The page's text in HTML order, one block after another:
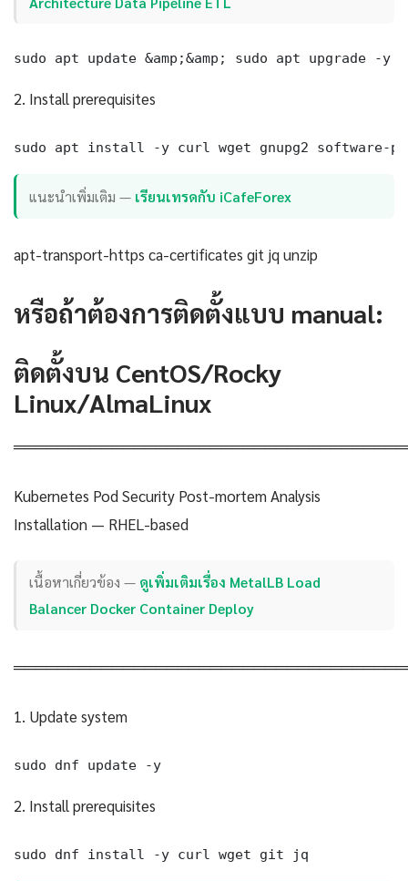
sudo apt update &amp;&amp; sudo apt upgrade -y
2. Install prerequisites
sudo apt install -y curl wget gnupg2 software-
แนะนำเพิ่มเติม — เรียนเทรดกับ iCafeForex
apt-transport-https ca-certificates git jq unzip
หรือถ้าต้องการติดตั้งแบบ manual:
ติดตั้งบน CentOS/Rocky
Linux/AlmaLinux
Kubernetes Pod Security Post-mortem Analysis
Installation — RHEL-based
เนื้อหาเกี่ยวข้อง — ดูเพิ่มเติมเรื่อง MetalLB Load
Balancer Docker Container Deploy
1. Update system
sudo dnf update -y
2. Install prerequisites
sudo dnf install -y curl wget git jq